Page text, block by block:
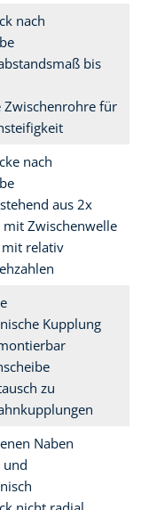
nach
bis
Zwischenrohre für
nach
aus 2x
Zwischenwelle
mit relativ
Kupplung
zu
Naben
und